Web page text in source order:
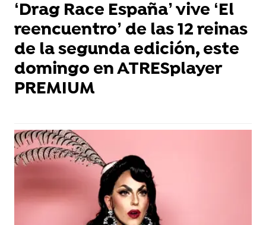
‘Drag Race España’ vive ‘El
reencuentro’ de las 12 reinas
de la segunda edición, este
domingo en ATRESplayer
PREMIUM